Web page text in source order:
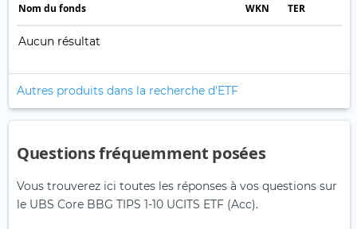
Nom du fonds WKN TER
Aucun résultat
Autres produits dans la recherche d'ETF
Questions fréquemment posées
Vous trouverez ici toutes les réponses à vos questions sur
le UBS Core BBG TIPS 1-10 UCITS ETF (Acc).